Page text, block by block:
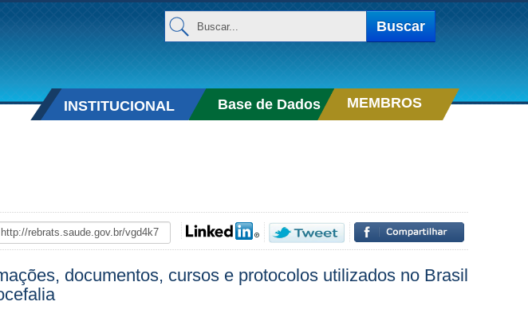
Buscar...
Buscar
INSTITUCIONAL Base de Dados MEMBROS
documentos, cursos e protocolos utilizados no Brasil